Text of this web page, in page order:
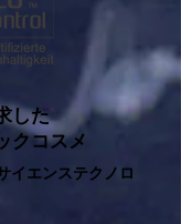
した
クコスメ
イエンステクノロ